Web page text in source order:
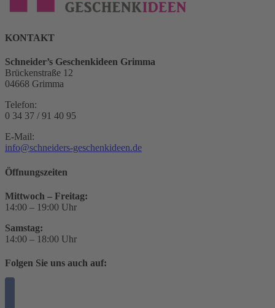
KONTAKT
Schneider’s Geschenkideen Grimma
Brückenstraße 12
04668 Grimma
Telefon:
0 34 37 / 91 40 95
E-Mail:
info@schneiders-geschenkideen.de
Öffnungszeiten
Mittwoch – Freitag:
14:00 – 19:00 Uhr
Samstag:
14:00 – 18:00 Uhr
Folgen Sie uns auch auf: